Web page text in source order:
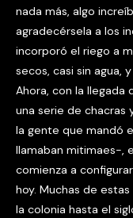
nada más, algo
agradecérsela a los
incorporó el riego a
secos, casi sin agua,
Ahora, con la llegada
una serie de chacras
la gente que mandó
llamaban mitimaes-,
comienza a
hoy. Muchas de
la colonia hasta el